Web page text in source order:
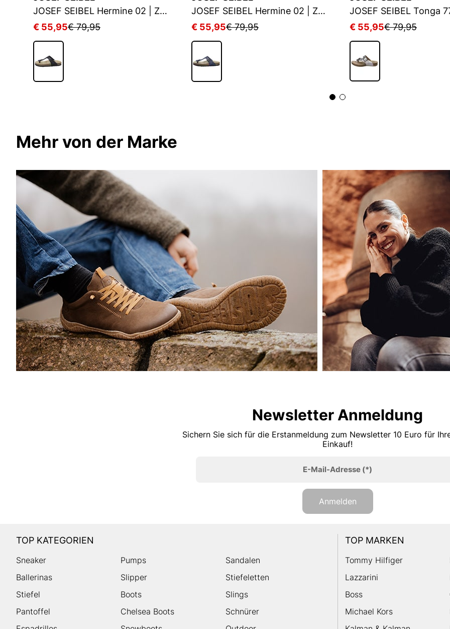
JOSEF SEIBEL Hermine 02 | Zehentrenner für Damen | Schwarz
€ 55,95€ 79,95
JOSEF SEIBEL Hermine 02 | Zehentrenner für Damen | Blau
€ 55,95€ 79,95
€ 55,95€ 79,95
Mehr von der Marke
Newsletter Anmeldung
Sichern Sie sich für die Erstanmeldung zum Newsletter 10 Euro für
Einkauf!
E-Mail-Adresse(*)
Anmelden
TOP KATEGORIEN
Sneaker Pumps
Sandalen
Ballerinas
Slipper
Stiefeletten
Stiefel
Boots
Slings
Pantoffel
Chelsea Boots
Schnürer
TOP MARKEN
Tommy Hilfiger
Lazzarini
Boss
Michael Kors